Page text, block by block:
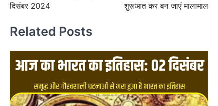
दिसंबर 2024
शुरूआत कर बन जाएं मालामाल
Related Posts